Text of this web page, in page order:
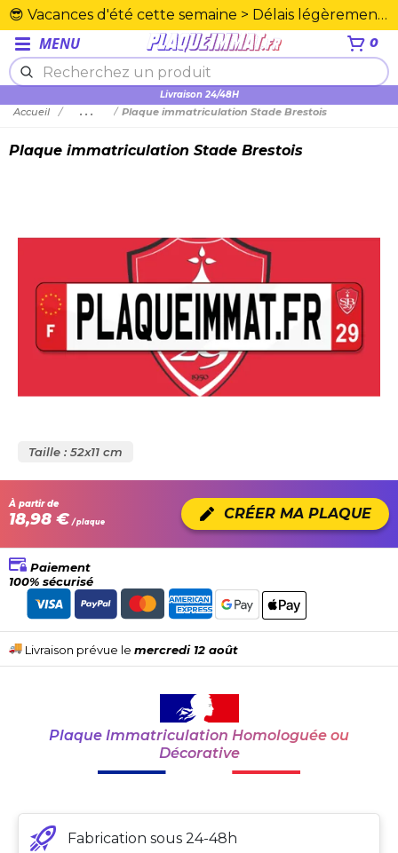
😎 Vacances d'été cette semaine > Délais légèrement rallongés. Merci☀️
MENU 0
Livraison 24/48H
Plexiglas en PMMA supérieure
Accueil ... Plaque immatriculation Stade Brestois
Plaque immatriculation Stade Brestois
Taille : 52x11 cm
À partir de
18,98 € / plaque CRÉER MA PLAQUE
Paiement
100% sécurisé
Livraison prévue le mercredi 12 août
Plaque Immatriculation Homologuée ou
Décorative
Fabrication sous 24-48h